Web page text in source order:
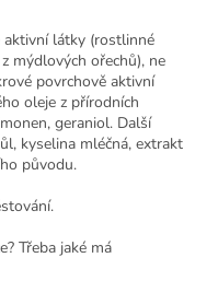
látky (rostlinné
mýdlových ořechů), ne
povrchově aktivní
oleje z přírodních
geraniol. Další
kyselina mléčná, extrakt
původu.
Třeba jaké má